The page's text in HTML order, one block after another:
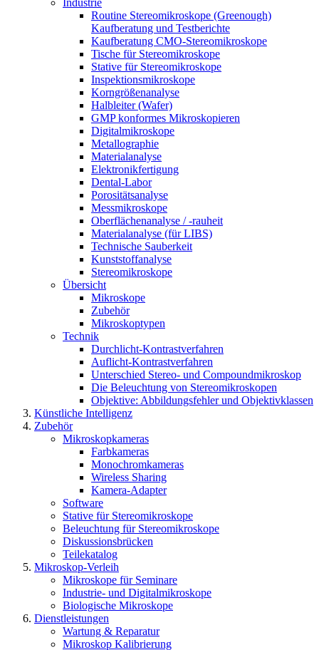
Industrie
Routine Stereomikroskope (Greenough)
Kaufberatung und Testberichte
Kaufberatung CMO-Stereomikroskope
Tische für Stereomikroskope
Stative für Stereomikroskope
Inspektionsmikroskope
Korngrößenanalyse
Halbleiter (Wafer)
GMP konformes Mikroskopieren
Digitalmikroskope
Metallographie
Materialanalyse
Elektronikfertigung
Dental-Labor
Porositätsanalyse
Messmikroskope
Oberflächenanalyse / -rauheit
Materialanalyse (für LIBS)
Technische Sauberkeit
Kunststoffanalyse
Stereomikroskope
Übersicht
Mikroskope
Zubehör
Mikroskoptypen
Technik
Durchlicht-Kontrastverfahren
Auflicht-Kontrastverfahren
Unterschied Stereo- und Compoundmikroskop
Die Beleuchtung von Stereomikroskopen
Objektive: Abbildungsfehler und Objektivklassen
Künstliche Intelligenz
Zubehör
Mikroskopkameras
Farbkameras
Monochromkameras
Wireless Sharing
Kamera-Adapter
Software
Stative für Stereomikroskope
Beleuchtung für Stereomikroskope
Diskussionsbrücken
Teilekatalog
Mikroskop-Verleih
Mikroskope für Seminare
Industrie- und Digitalmikroskope
Biologische Mikroskope
Dienstleistungen
Wartung & Reparatur
Mikroskop Kalibrierung